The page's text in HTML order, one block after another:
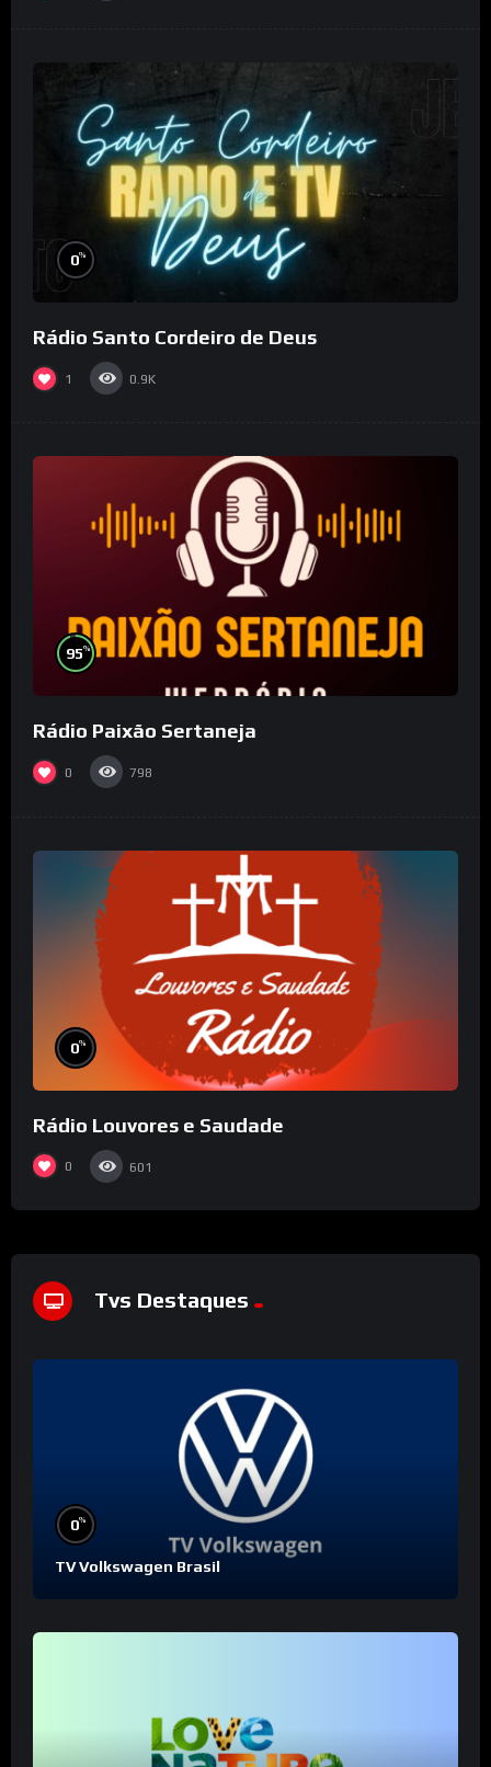
0%
Rádio Santo Cordeiro de Deus
1 0.9K
95%
Rádio Paixão Sertaneja
0 798
0%
Rádio Louvores e Saudade
0 601
Tvs Destaques
0%
TV Volkswagen Brasil